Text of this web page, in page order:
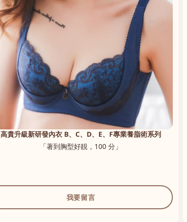
高貴升級新研發內衣 B、C、D、E、F專業養脂術系列
「著到胸型好靚，100 分」
我要留言